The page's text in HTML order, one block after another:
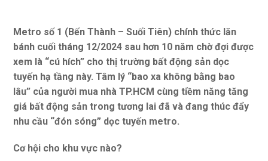
Metro số 1 (Bến Thành – Suối Tiên) chính thức lăn
bánh cuối tháng 12/2024 sau hơn 10 năm chờ đợi được
xem là “cú hích” cho thị trường bất động sản dọc
tuyến hạ tầng này. Tâm lý “bao xa không bằng bao
lâu” của người mua nhà TP.HCM cùng tiềm năng tăng
giá bất động sản trong tương lai đã và đang thúc đẩy
nhu cầu “đón sóng” dọc tuyến metro.
Cơ hội cho khu vực nào?